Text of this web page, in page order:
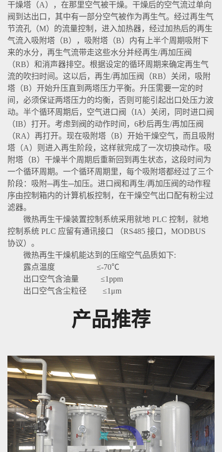
干燥塔（A），在那里空气被干燥。干燥后的空气流过单向
阀到达出口，其中有一部分空气被作为再生气。经过再生气
节流孔（M）的流量控制，进入加热器，经过加热后的再生
气流入吸附塔（B），吸附塔（B）内有上半个周期吸附下
来的水分，再生气流带走这些水分并经再生/再加压阀
（RB）和消声器排空。根据设定的循环周期来确定再生气
流的吹扫时间。这以后，再生/再加压阀（RB）关闭，吸附
塔（B）开始升压直到两塔压力平衡。升压需要一定的时
间，必须保证两塔压力的均衡，否则可能引起出口处压力波
动。半个循环周期后，空气进口阀（IA）关闭，同时进口阀
（IB）打开。考虑到阀的动作时间，6秒后再生/再加压阀
（RA）再打开。现在吸附塔（B）开始干燥空气，而且吸附
塔（A）则进入再生阶段，这样就完成了一次切换动作。吸
附塔（B）干燥半个周期后重新回到再生状态，这段时间为
一个循环周期。一个循环周期里，每个吸附塔都经过了三个
阶段：吸附─再生─加压。进口阀和再生/再加压阀的动作程
序由控制箱内的计算机板控制，在干燥空气出口配有粉尘过
滤器。
微热再生干燥装置控制系统采用就地 PLC 控制，就地
控制系统 PLC 应留有通讯接口 （RS485 接口，MODBUS
协议）。
微热再生干燥机能达到的压缩空气品质如下:
露点温度 ≤-70℃
出口空气含油量 ≤1ppm
出口空气含尘粒径 ≤1μm
产品推荐